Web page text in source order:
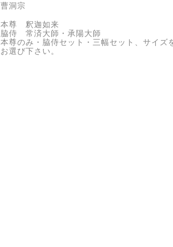
曹洞宗
本尊 釈迦如来
脇侍 常済大師・承陽大師
本尊のみ・脇侍セット・三幅セット、サイズ
お選び下さい。